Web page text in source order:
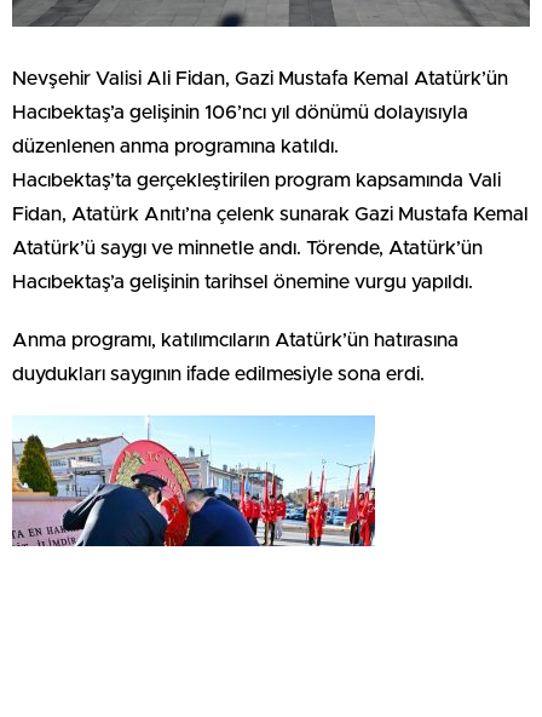
Nevşehir Valisi Ali Fidan, Gazi Mustafa Kemal Atatürk’ün
Hacıbektaş’a gelişinin 106’ncı yıl dönümü dolayısıyla
düzenlenen anma programına katıldı.
Hacıbektaş’ta gerçekleştirilen program kapsamında Vali
Fidan, Atatürk Anıtı’na çelenk sunarak Gazi Mustafa Kemal
Atatürk’ü saygı ve minnetle andı. Törende, Atatürk’ün
Hacıbektaş’a gelişinin tarihsel önemine vurgu yapıldı.
Anma programı, katılımcıların Atatürk’ün hatırasına
duydukları saygının ifade edilmesiyle sona erdi.